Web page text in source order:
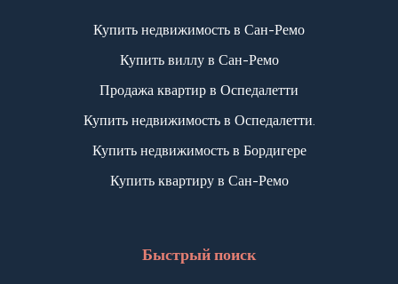
Купить недвижимость в Сан-Ремо
Купить виллу в Сан-Ремо
Продажа квартир в Оспедалетти
Купить недвижимость в Оспедалетти.
Купить недвижимость в Бордигере
Купить квартиру в Сан-Ремо
Быстрый поиск